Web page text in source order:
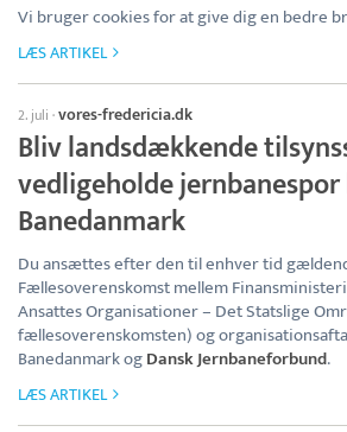
Vi bruger cookies for at give dig en bedre
LÆS ARTIKEL
2. juli ·vores-fredericia.dk
Bliv landsdækkende
vedligeholde jernbanespor
Banedanmark
Du ansættes efter den til enhver tid
Fællesoverenskomst mellem
Ansattes Organisationer – Det Statslige
fællesoverenskomsten) og
Banedanmark ogDansk Jernbaneforbund.
LÆS ARTIKEL